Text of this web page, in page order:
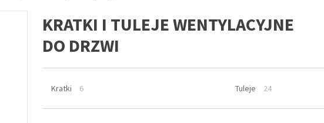
KRATKI I TULEJE WENTYLACYJNE
DO DRZWI
Kratki 6 Tuleje 24